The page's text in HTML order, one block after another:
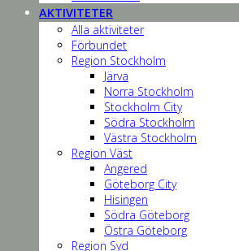
AKTIVITETER
Alla aktiviteter
Förbundet
Region Stockholm
Järva
Norra Stockholm
Stockholm City
Södra Stockholm
Västra Stockholm
Region Väst
Angered
Göteborg City
Hisingen
Södra Göteborg
Östra Göteborg
Region Syd